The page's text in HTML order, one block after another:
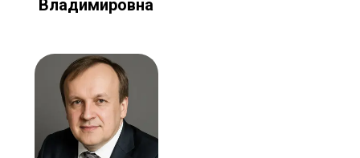
Владимировна